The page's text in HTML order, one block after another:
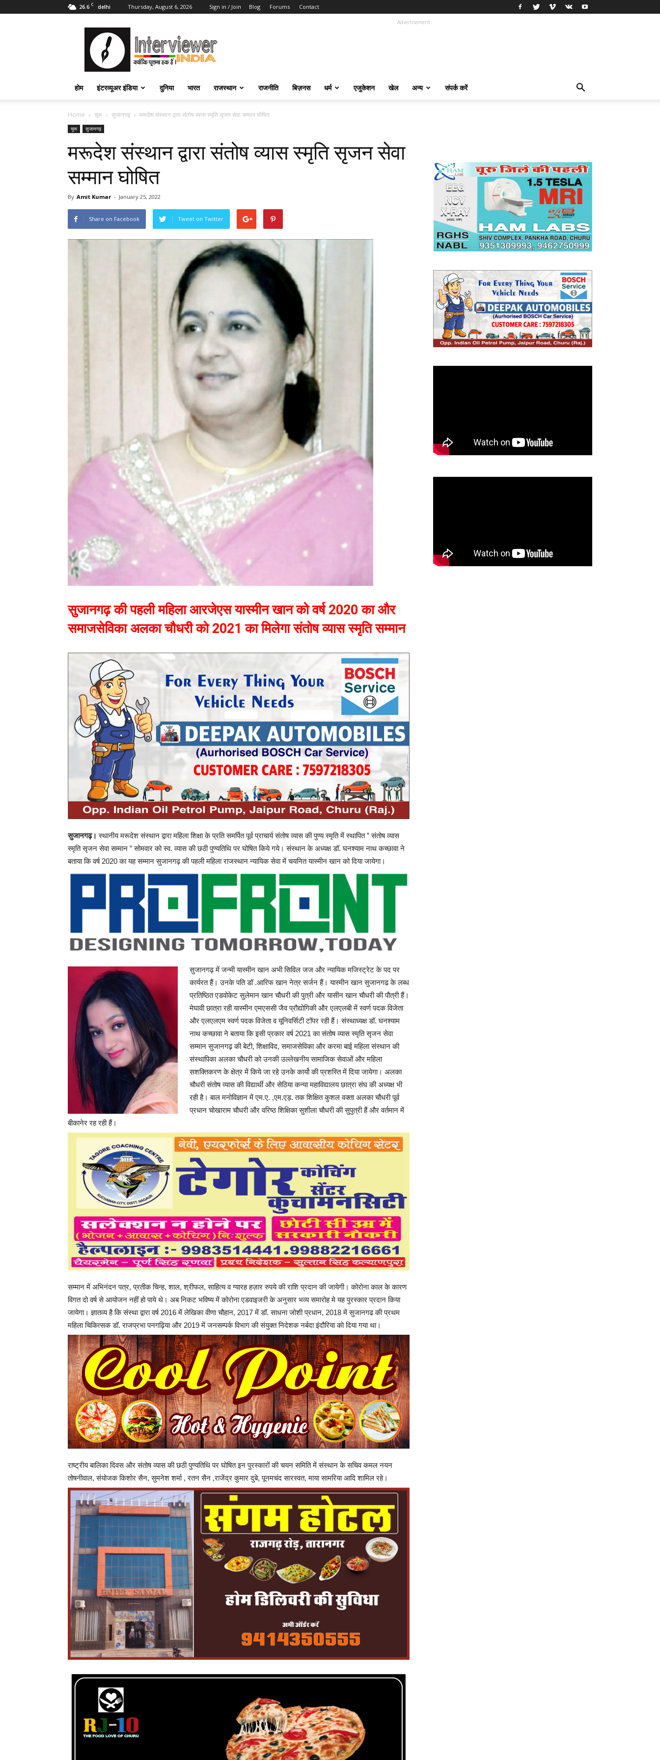
26.6 C delhi Thursday, August 6, 2026 Sign in / Join Blog Forums Contact
Interviewer
India
इंटरव्यूअर
इंडिया
Advertisement
होम इंटरव्यूअर इंडिया दुनिया भारत राजस्थान राजनीति बिज़नस धर्म एजुकेशन खेल अन्य संपर्क करें
Home चूरू सुजानगढ़ मरूदेश संस्थान द्वारा संतोष व्यास स्मृति सृजन सेवा सम्मान घोषित
चूरू सुजानगढ़
मरूदेश संस्थान द्वारा संतोष व्यास स्मृति सृजन सेवा
सम्मान घोषित
By Amit Kumar - January 25, 2022
Share on Facebook Tweet on Twitter
सुजानगढ़ की पहली महिला आरजेएस यास्मीन खान को वर्ष 2020 का और
समाजसेविका अलका चौधरी को 2021 का मिलेगा संतोष व्यास स्मृति सम्मान
सुजानगढ़। स्थानीय मरूदेश संस्थान द्वारा महिला शिक्षा के प्रति समर्पित पूर्व प्राचार्य संतोष व्यास की पुण्य स्मृति में स्थापित ” संतोष व्यास
स्मृति सृजन सेवा सम्मान ” सोमवार को स्व. व्यास की छठी पुण्यतिथि पर घोषित किये गये। संस्थान के अध्यक्ष डॉ. घनश्याम नाथ कच्छावा ने
बताया कि वर्ष 2020 का यह सम्मान सुजानगढ़ की पहली महिला राजस्थान न्यायिक सेवा में चयनित यास्मीन खान को दिया जायेगा।
सुजानगढ़ में जन्मी यास्मीन खान अभी सिविल जज और न्यायिक मजिस्ट्रेट के पद पर
कार्यरत हैं। उनके पति डॉ .आरिफ खान नेत्र सर्जन हैं। यास्मीन खान सुजानगढ के लब्ध
प्रतिष्ठित एडवोकेट सुलेमान खान चौधरी की पुत्री और यासीन खान चौधरी की पौत्री हैं।
मेघावी छात्रा रही यास्मीन एमएससी जैव प्रौद्योगिकी और एलएलबी में स्वर्ण पदक विजेता
और एलएलएम स्वर्ण पदक विजेता व यूनिवर्सिटी टॉपर रही हैं। संस्थाध्यक्ष डॉ. घनश्याम
नाथ कच्छावा ने बताया कि इसी प्रकार वर्ष 2021 का संतोष व्यास स्मृति सृजन सेवा
सम्मान सुजानगढ़ की बेटी, शिक्षाविद, समाजसेविका और करमा बाई महिला संस्थान की
संस्थापिका अलका चौधरी को उनकी उल्लेखनीय सामाजिक सेवाओं और महिला
सशक्तिकरण के क्षेत्र में किये जा रहे उनके कार्यो की प्रशस्ति में दिया जायेगा। अलका
चौधरी संतोष व्यास की विद्यार्थी और सेठिया कन्या महाविद्यालय छात्रा संघ की अध्यक्ष भी
रही है। बाल मनोविज्ञान में एम.ए. ,एम.एड़. तक शिक्षित कुशल वक्ता अलका चौधरी पूर्व
प्रधान चोखाराम चौधरी और वरिष्ठ शिक्षिका सुशीला चौधरी की सुपुत्री हैं और वर्तमान में
बीकानेर रह रही हैं।
सम्मान में अभिनंदन पत्र, प्रतीक चिन्ह, शाल, श्रीफल, साहित्य व ग्यारह हज़ार रुपये की राशि प्रदान की जायेगी। कोरोना काल के कारण
विगत दो वर्ष से आयोजन नहीं हो पाये थे। अब निकट भविष्य में कोरोना एडवाइजरी के अनुसार भव्य समारोह मे यह पुरस्कार प्रदान किया
जायेगा। ज्ञातव्य है कि संस्था द्वारा वर्ष 2016 में लेखिका वीणा चौहान, 2017 में डॉ. साधना जोशी प्रधान, 2018 में सुजानगढ की प्रथम
महिला चिकित्सक डॉ. राजप्रभा पनगढ़िया और 2019 में जनसम्पर्क विभाग की संयुक्त निदेशक नर्बदा इंदौरिया को दिया गया था।
राष्ट्रीय बालिका दिवस और संतोष व्यास की छठी पुण्यतिथि पर घोषित इन पुरस्कारों की चयन समिति में संस्थान के सचिव कमल नयन
तोषनीवाल, संयोजक किशोर सैन, सुमनेश शर्मा , रतन सैन ,राजेंद्र कुमार दुबे, पूनमचंद सारस्वत, माया सामरिया आदि शामिल रहे।